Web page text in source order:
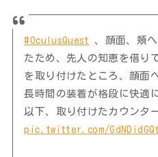
#OculusQuest 、顔面、頬
たため、先人の知恵を借り
を取り付けたところ、顔面
長時間の装着が格段に快適
以下、取り付けたカウン
pic.twitter.com/